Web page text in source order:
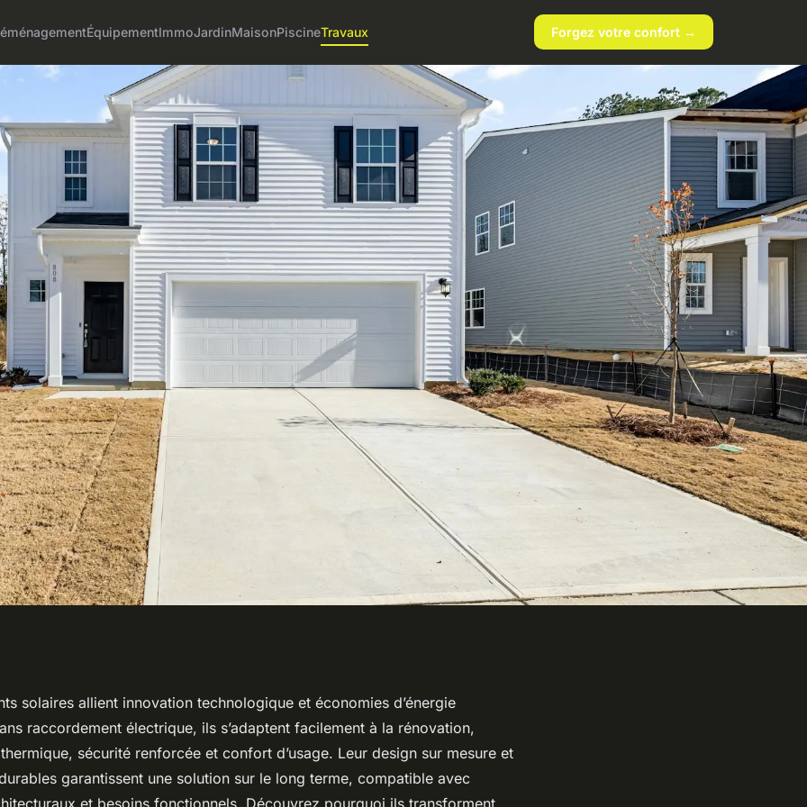
ÉquipementImmoJardinMaisonPiscineTravaux Forgez votre confort →
: innovation et
solaires allient innovation technologique et économies d’énergie
raccordement électrique, ils s’adaptent facilement à la rénovation,
sécurité renforcée et confort d’usage. Leur design sur mesure et
garantissent une solution sur le long terme, compatible avec
et besoins fonctionnels. Découvrez pourquoi ils transforment